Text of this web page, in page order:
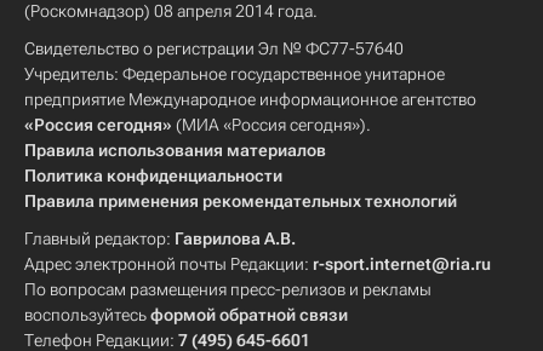
(Роскомнадзор) 08 апреля 2014 года.
Свидетельство о регистрации Эл № ФС77-57640
Учредитель: Федеральное государственное унитарное
предприятие Международное информационное агентство
«Россия сегодня» (МИА «Россия сегодня»).
Правила использования материалов
Политика конфиденциальности
Правила применения рекомендательных технологий
Главный редактор: Гаврилова А.В.
Адрес электронной почты Редакции: r-sport.internet@ria.ru
По вопросам размещения пресс-релизов и рекламы
воспользуйтесьформой обратной связи
Телефон Редакции: 7 (495) 645-6601